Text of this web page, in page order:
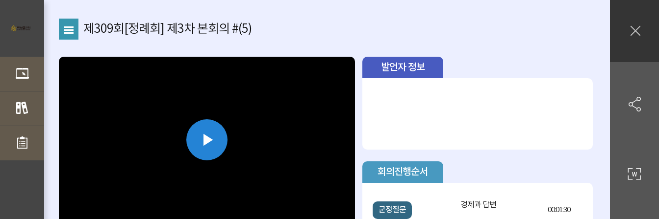
제309회[정례회] 제3차 본회의 #(5)
Play
발언자 정보
회의진행순서
군정질문
경제과 답변
00:01:30